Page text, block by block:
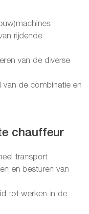
rijdende
van de diverse
van de combinatie en
chauffeur
transport
en besturen van
tot werken in de